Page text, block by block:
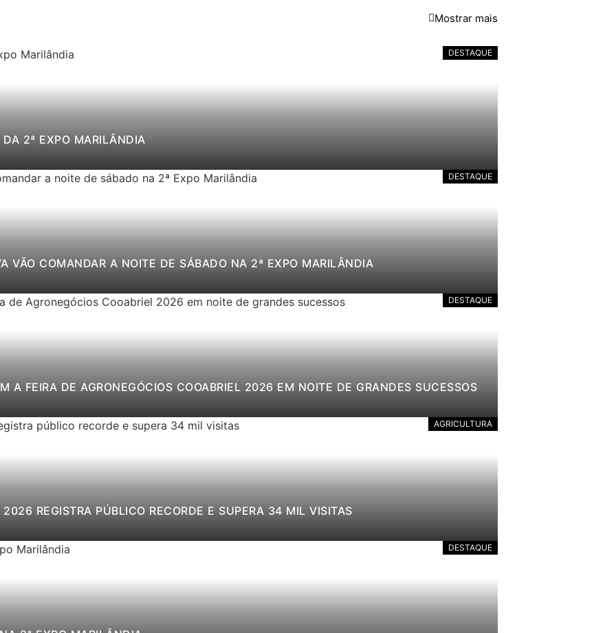
Mostrar mais
DESTAQUE
DA 2ª EXPO MARILÂNDIA
DESTAQUE
VÃO COMANDAR A NOITE DE SÁBADO NA 2ª EXPO MARILÂNDIA
DESTAQUE
A FEIRA DE AGRONEGÓCIOS COOABRIEL 2026 EM NOITE DE GRANDES SUCESSOS
AGRICULTURA
REGISTRA PÚBLICO RECORDE E SUPERA 34 MIL VISITAS
DESTAQUE